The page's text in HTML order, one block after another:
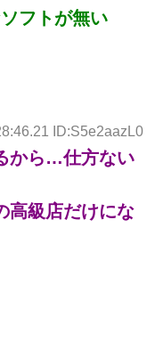
フトが無い
ID:S5e2aazL0
から…仕方ない
高級店だけにな